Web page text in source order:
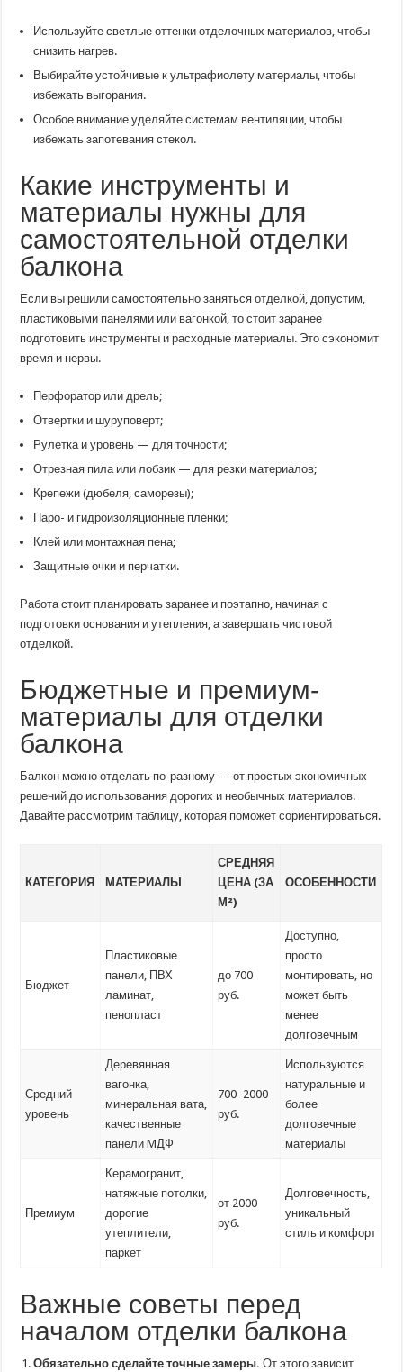
Используйте светлые оттенки отделочных материалов, чтобы
снизить нагрев.
Выбирайте устойчивые к ультрафиолету материалы, чтобы
избежать выгорания.
Особое внимание уделяйте системам вентиляции, чтобы
избежать запотевания стекол.
Какие инструменты и
материалы нужны для
самостоятельной отделки
балкона
Если вы решили самостоятельно заняться отделкой, допустим,
пластиковыми панелями или вагонкой, то стоит заранее
подготовить инструменты и расходные материалы. Это сэкономит
время и нервы.
Перфоратор или дрель;
Отвертки и шуруповерт;
Рулетка и уровень — для точности;
Отрезная пила или лобзик — для резки материалов;
Крепежи (дюбеля, саморезы);
Паро- и гидроизоляционные пленки;
Клей или монтажная пена;
Защитные очки и перчатки.
Работа стоит планировать заранее и поэтапно, начиная с
подготовки основания и утепления, а завершать чистовой
отделкой.
Бюджетные и премиум-
материалы для отделки
балкона
Балкон можно отделать по-разному — от простых экономичных
решений до использования дорогих и необычных материалов.
Давайте рассмотрим таблицу, которая поможет сориентироваться.
КАТЕГОРИЯ МАТЕРИАЛЫ
СРЕДНЯЯ
ЦЕНА (ЗА
М²)
ОСОБЕННОСТИ
Бюджет
Пластиковые
панели, ПВХ
ламинат,
пенопласт
до 700
руб.
Доступно,
просто
монтировать, но
может быть
менее
долговечным
Средний
уровень
Деревянная
вагонка,
минеральная вата,
качественные
панели MДФ
700–2000
руб.
Используются
натуральные и
более
долговечные
материалы
Премиум
Керамогранит,
натяжные потолки,
дорогие
утеплители,
паркет
от 2000
руб.
Долговечность,
уникальный
стиль и комфорт
Важные советы перед
началом отделки балкона
Обязательно сделайте точные замеры. От этого зависит